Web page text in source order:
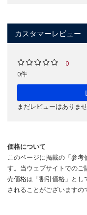
カスタマーレビュー
0
0件
まだレビューはありま
価格について
このページに掲載の「参
す。当ウェブサイトでのご
売価格は「割引価格」と
されることがございますの